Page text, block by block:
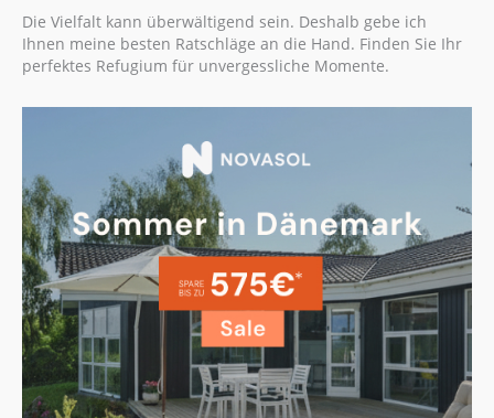
Die Vielfalt kann überwältigend sein. Deshalb gebe ich
Ihnen meine besten Ratschläge an die Hand. Finden Sie Ihr
perfektes Refugium für unvergessliche Momente.